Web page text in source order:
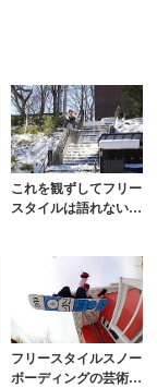
これを観ずしてフリー
スタイルは語れない。
フリースタイルスノー
ボーディングの芸術性